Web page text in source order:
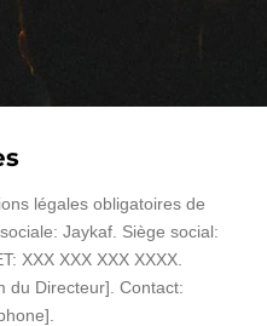
légales obligatoires de
Jaykaf. Siège social:
XXX XXX XXX XXXX.
du Directeur]. Contact: